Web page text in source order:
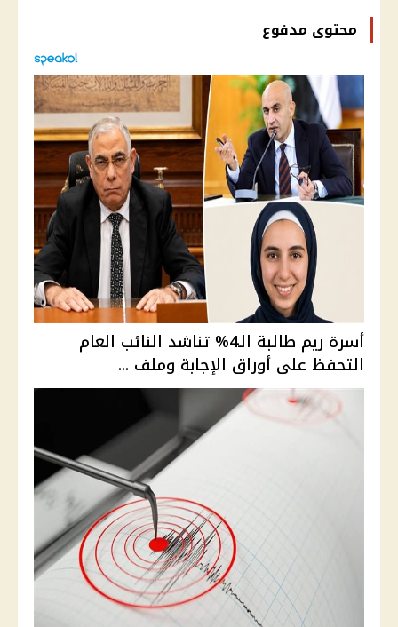
محتوى مدفوع
أسرة ريم طالبة الـ4% تناشد النائب العام
التحفظ على أوراق الإجابة وملف ...